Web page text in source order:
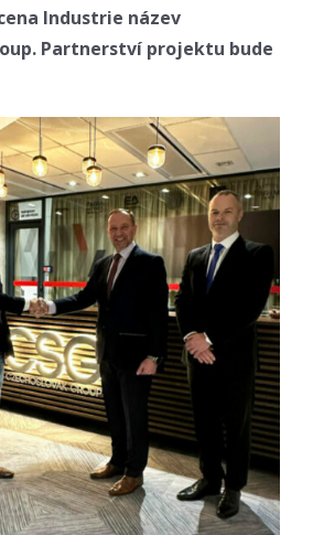
Industrie název
Partnerství projektu bude